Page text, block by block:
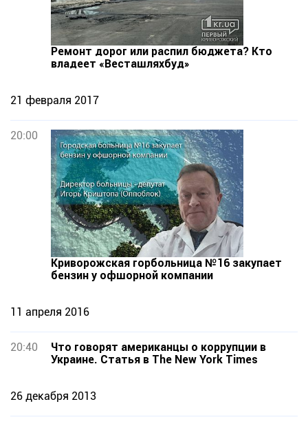
Ремонт дорог или распил бюджета? Кто
владеет «Весташляхбуд»
21 февраля 2017
20:00
Криворожская горбольница №16 закупает
бензин у офшорной компании
11 апреля 2016
20:40
Что говорят американцы о коррупции в
Украине. Статья в The New York Times
26 декабря 2013